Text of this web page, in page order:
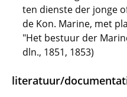
ten dienste der jonge
de Kon. Marine, met
"Het bestuur der
dln., 1851, 1853)
literatuur/